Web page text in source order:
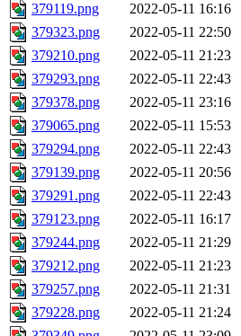
379119.png
2022-05-11 16:16
379323.png
2022-05-11 22:50
379210.png
2022-05-11 21:23
379293.png
2022-05-11 22:43
379378.png
2022-05-11 23:16
379065.png
2022-05-11 15:53
379294.png
2022-05-11 22:43
379139.png
2022-05-11 20:56
379291.png
2022-05-11 22:43
379123.png
2022-05-11 16:17
379244.png
2022-05-11 21:29
379212.png
2022-05-11 21:23
379257.png
2022-05-11 21:31
379228.png
2022-05-11 21:24